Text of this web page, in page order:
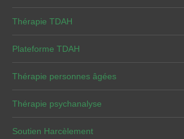
Thérapie TDAH
Plateforme TDAH
Thérapie personnes âgées
Thérapie psychanalyse
Soutien Harcèlement